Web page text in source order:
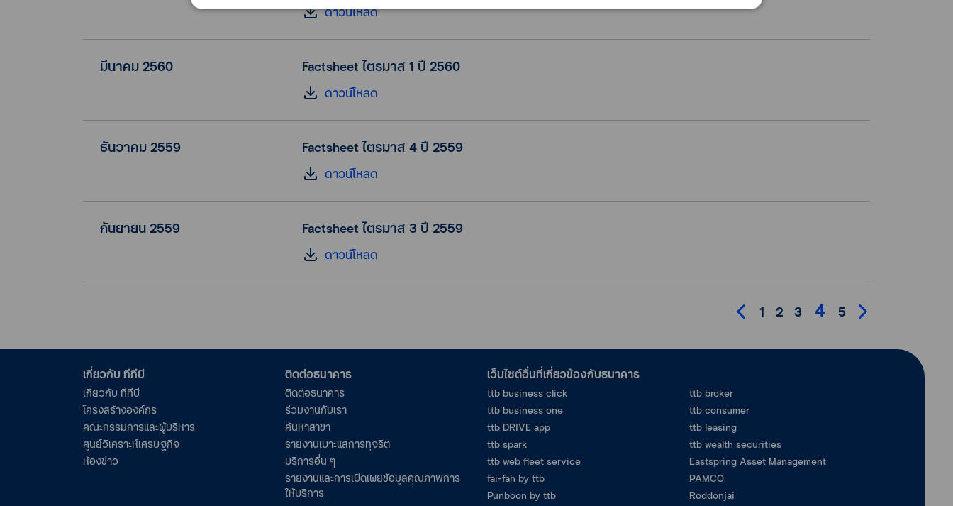
ดาวน์โหลด
มีนาคม 2560 Factsheet ไตรมาส 1 ปี 2560
ดาวน์โหลด
ธันวาคม 2559 Factsheet ไตรมาส 4 ปี 2559
ดาวน์โหลด
กันยายน 2559 Factsheet ไตรมาส 3 ปี 2559
ดาวน์โหลด
1 2 3 4 5
เกี่ยวกับ ทีทีบี
เกี่ยวกับ ทีทีบี
โครงสร้างองค์กร
คณะกรรมการและผู้บริหาร
ศูนย์วิเคราะห์เศรษฐกิจ
ห้องข่าว
ติดต่อธนาคาร
ติดต่อธนาคาร
ร่วมงานกับเรา
ค้นหาสาขา
รายงานเบาะแสการทุจริต
บริการอื่น ๆ
รายงานและการเปิดเผยข้อมูลคุณภาพการ
ให้บริการ
เว็บไซต์อื่นที่เกี่ยวข้องกับธนาคาร
ttb business click
ttb business one
ttb DRIVE app
ttb spark
ttb web fleet service
fai-fah by ttb
Punboon by ttb
ttb broker
ttb consumer
ttb leasing
ttb wealth securities
Eastspring Asset Management
PAMCO
Roddonjai